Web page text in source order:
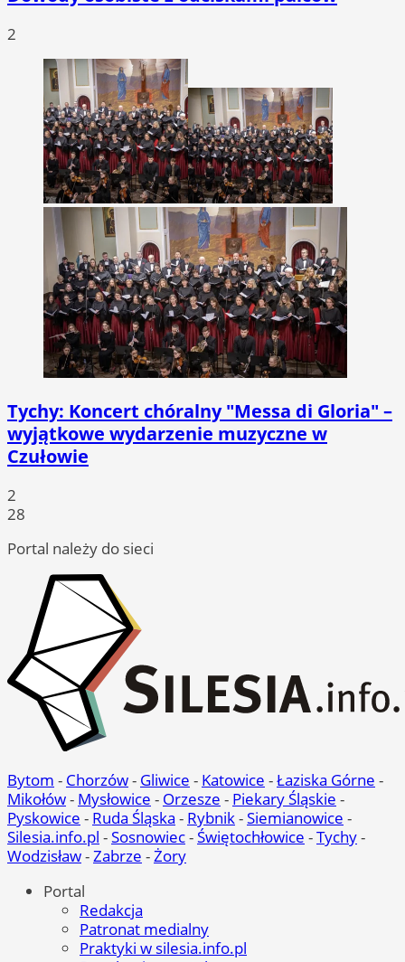
2
Tychy: Koncert chóralny "Messa di Gloria" –
wyjątkowe wydarzenie muzyczne w
Czułowie
2
28
Portal należy do sieci
Bytom - Chorzów- Gliwice - Katowice -Łaziska Górne -
Mikołów- Mysłowice - Orzesze - Piekary Śląskie -
Pyskowice - Ruda Śląska - Rybnik-Siemianowice -
Silesia.info.pl -Sosnowiec-Świętochłowice -Tychy-
Wodzisław-Zabrze -Żory
Portal
Redakcja
Patronat medialny
Praktyki w silesia.info.pl